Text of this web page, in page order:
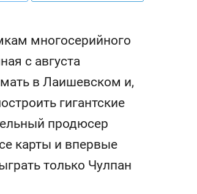
многосерийного
с августа
в Лаишевском и,
гигантские
продюсер
карты и впервые
только Чулпан
–
«Директорский невроз» –
когда человек не считает
свою сверхнагрузку
стрессом»